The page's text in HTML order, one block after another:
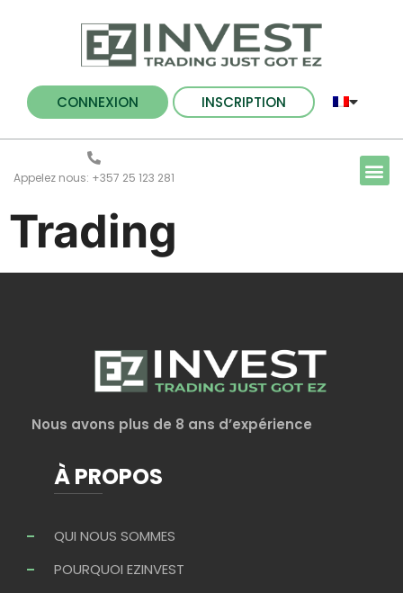
CONNEXION INSCRIPTION
Appelez nous: +357 25 123 281
Trading
Nous avons plus de 8 ans d’expérience
À PROPOS
QUI NOUS SOMMES
POURQUOI EZINVEST